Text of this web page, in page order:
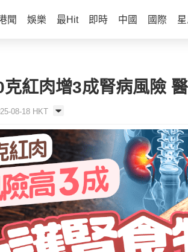
聞 娛樂 最Hit 即時 中國 國際
紅肉增3成腎病風險
08-18 HKT